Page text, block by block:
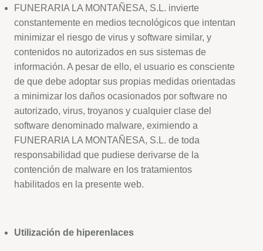
FUNERARIA LA MONTAÑESA, S.L. invierte
constantemente en medios tecnológicos que intentan
minimizar el riesgo de virus y software similar, y
contenidos no autorizados en sus sistemas de
información. A pesar de ello, el usuario es consciente
de que debe adoptar sus propias medidas orientadas
a minimizar los daños ocasionados por software no
autorizado, virus, troyanos y cualquier clase del
software denominado malware, eximiendo a
FUNERARIA LA MONTAÑESA, S.L. de toda
responsabilidad que pudiese derivarse de la
contención de malware en los tratamientos
habilitados en la presente web.
Utilización de hiperenlaces